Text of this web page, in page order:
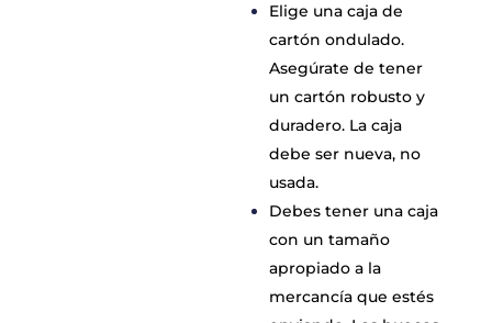
Elige una caja de
cartón ondulado.
Asegúrate de tener
un cartón robusto y
duradero. La caja
debe ser nueva, no
usada.
Debes tener una caja
con un tamaño
apropiado a la
mercancía que estés